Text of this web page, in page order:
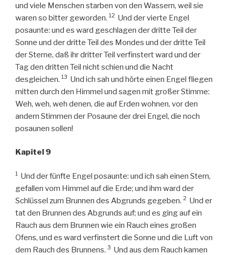
und viele Menschen starben von den Wassern, weil sie
waren so bitter geworden. 12 Und der vierte Engel
posaunte: und es ward geschlagen der dritte Teil der
Sonne und der dritte Teil des Mondes und der dritte Teil
der Sterne, daß ihr dritter Teil verfinstert ward und der
Tag den dritten Teil nicht schien und die Nacht
desgleichen. 13 Und ich sah und hörte einen Engel fliegen
mitten durch den Himmel und sagen mit großer Stimme:
Weh, weh, weh denen, die auf Erden wohnen, vor den
andern Stimmen der Posaune der drei Engel, die noch
posaunen sollen!
Kapitel 9
1 Und der fünfte Engel posaunte: und ich sah einen Stern,
gefallen vom Himmel auf die Erde; und ihm ward der
Schlüssel zum Brunnen des Abgrunds gegeben. 2 Und er
tat den Brunnen des Abgrunds auf; und es ging auf ein
Rauch aus dem Brunnen wie ein Rauch eines großen
Ofens, und es ward verfinstert die Sonne und die Luft von
dem Rauch des Brunnens. 3 Und aus dem Rauch kamen